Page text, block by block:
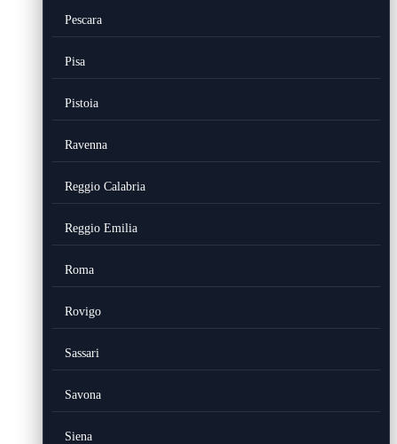
Pescara
Pisa
Pistoia
Ravenna
Reggio Calabria
Reggio Emilia
Roma
Rovigo
Sassari
Savona
Siena